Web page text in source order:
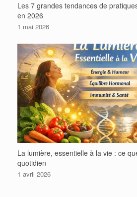
Les 7 grandes tendances de
en 2026
1 mai 2026
La lumière, essentielle à la vie : ce
quotidien
1 avril 2026